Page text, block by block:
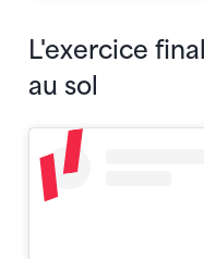
L'exercice
au sol